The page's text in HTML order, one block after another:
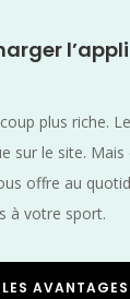
plus riche.
sur le site. Mais
offre au
à votre sport.
AVANTAGES